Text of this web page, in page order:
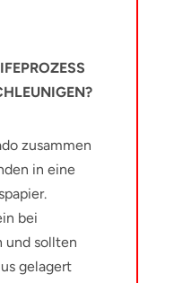
zusammen
in eine
bei
und sollten
gelagert